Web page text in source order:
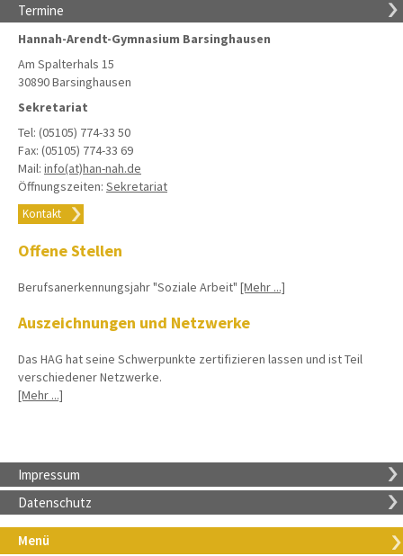
Termine
Hannah-Arendt-Gymnasium Barsinghausen
Am Spalterhals 15
30890 Barsinghausen
Sekretariat
Tel: (05105) 774-33 50
Fax: (05105) 774-33 69
Mail: info(at)han-nah.de
Öffnungszeiten: Sekretariat
Kontakt
Offene Stellen
Berufsanerkennungsjahr "Soziale Arbeit" [Mehr ...]
Auszeichnungen und Netzwerke
Das HAG hat seine Schwerpunkte zertifizieren lassen und ist Teil
verschiedener Netzwerke.
[Mehr ...]
Impressum
Datenschutz
Menü